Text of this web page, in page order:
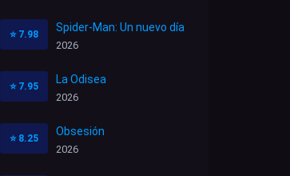
⭐ 7.98
Spider-Man: Un nuevo día
2026
⭐ 7.95
La Odisea
2026
⭐ 8.25
Obsesión
2026